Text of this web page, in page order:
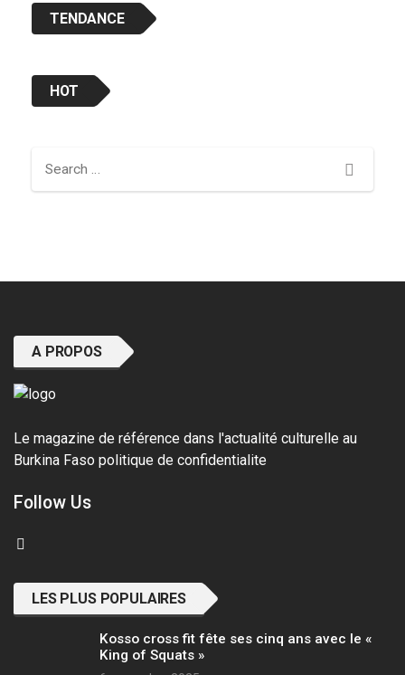
TENDANCE
HOT
Search
A PROPOS
Le magazine de référence dans l'actualité culturelle au
Burkina Faso politique de confidentialite
Follow Us
LES PLUS POPULAIRES
Kosso cross fit fête ses cinq ans avec le «
King of Squats »